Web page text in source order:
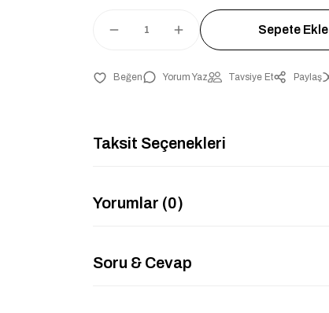
Sepete Ekle
Yorum Yaz Tavsiye Et Paylaş
Taksit Seçenekleri
Yorumlar (0)
Soru & Cevap